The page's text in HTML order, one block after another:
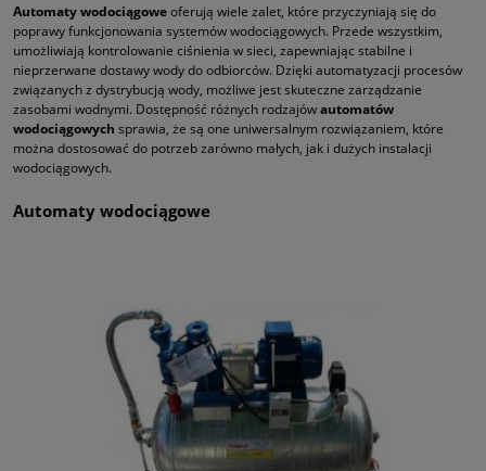
Automaty wodociągoweoferują wiele zalet, które przyczyniają się do
poprawy funkcjonowania systemów wodociągowych. Przede wszystkim,
umożliwiają kontrolowanie ciśnienia w sieci, zapewniając stabilne i
nieprzerwane dostawy wody do odbiorców. Dzięki automatyzacji procesów
związanych z dystrybucją wody, możliwe jest skuteczne zarządzanie
zasobami wodnymi. Dostępność różnych rodzajówautomatów
wodociągowych sprawia, że są one uniwersalnym rozwiązaniem, które
można dostosować do potrzeb zarówno małych, jak i dużych instalacji
wodociągowych.
Automaty wodociągowe